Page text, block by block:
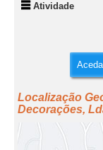
Atividade
Localização
Decorações,